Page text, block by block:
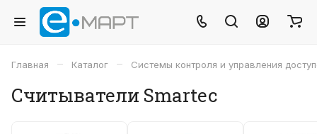
Главная – Каталог – Системы контроля и управления
Считыватели Smartec